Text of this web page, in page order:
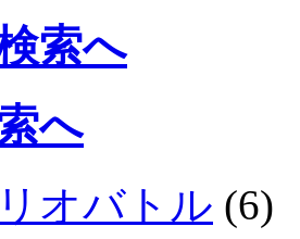
索へ
へ
オバトル (6)